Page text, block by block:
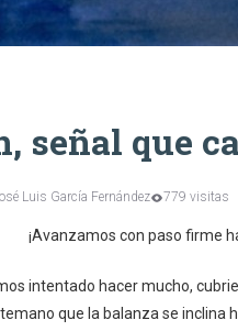
señal que
Luis García Fernández 779 visitas
¡Avanzamos con paso firme
intentado hacer mucho,
que la balanza se inclina